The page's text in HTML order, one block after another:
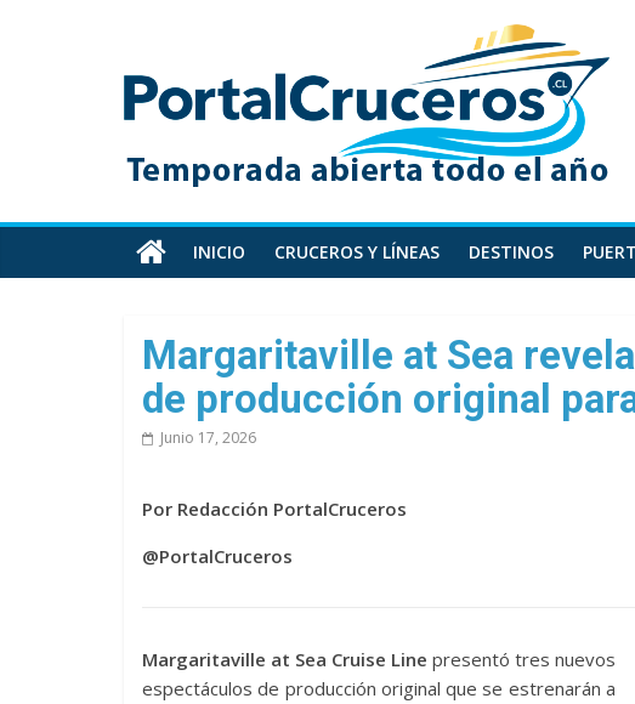
PortalCruceros
Toda
información
cruceros
en
un
sitio
INICIO CRUCEROS Y LÍNEAS DESTINOS
Margaritaville at Sea
de producción original
Junio 17, 2026
Por Redacción PortalCruceros
@PortalCruceros
Margaritaville at Sea Cruise Line presentó tres nuevos
espectáculos de producción original que se estrenarán a